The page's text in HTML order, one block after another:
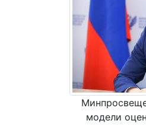
модели